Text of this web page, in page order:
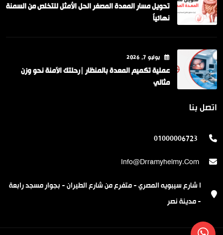
تحويل مسار المعدة المصغر الحل الأمثل للتخلص من السمنة
نهائياً
يوليو 7
, 2026
عملية تكميم المعدة بالمنظار |رحلتك الآمنة نحو وزن
مثالي
اتصل بنا
01000006723
Info@drramyhelmy.com
ا شارع سيبويه المصري - متفرع من شارع الطيران - بجوار مسجد رابعة
- مدينة نصر